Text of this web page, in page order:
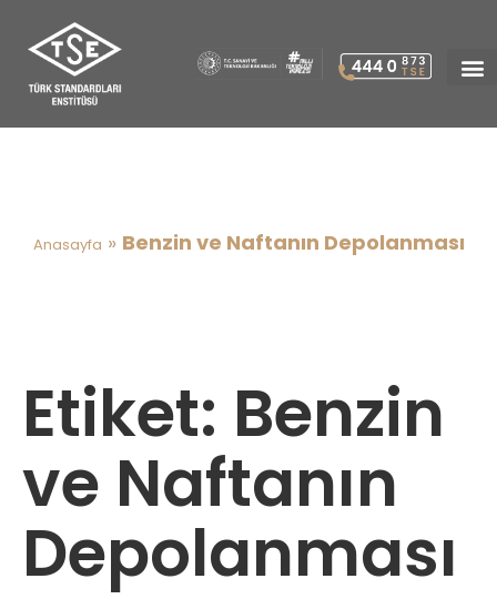
Anasayfa » Benzin ve Naftanın Depolanması
Etiket: Benzin
ve Naftanın
Depolanması